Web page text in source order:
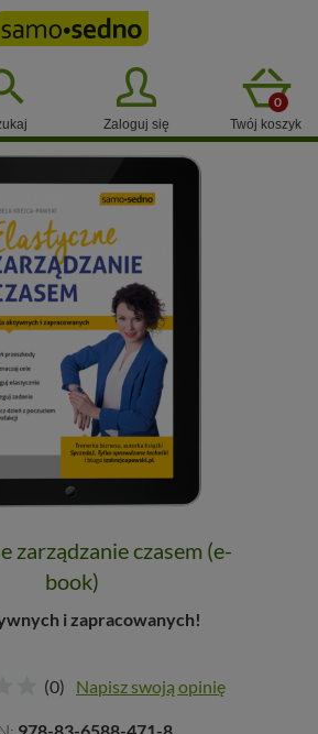
Zaloguj się
0
Twój koszyk
zarządzanie czasem (e-
book)
i zapracowanych!
(0) Napisz swoją opinię